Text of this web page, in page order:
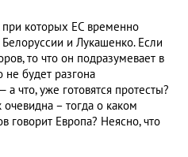
которых ЕС временно
и Лукашенко. Если
то что он подразумевает в
не будет разгона
что, уже готовятся протесты?
– тогда о каком
говорит Европа? Неясно, что